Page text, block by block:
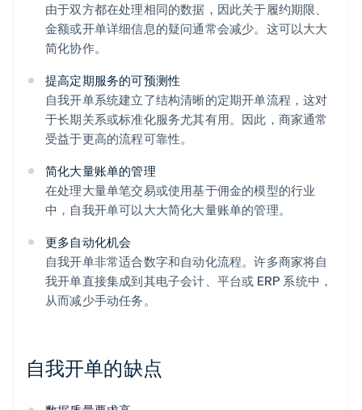
由于双方都在处理相同的数据，因此关于履约期限、
金额或开单详细信息的疑问通常会减少。这可以大大
简化协作。
提高定期服务的可预测性
自我开单系统建立了结构清晰的定期开单流程，这对
于长期关系或标准化服务尤其有用。因此，商家通常
受益于更高的流程可靠性。
简化大量账单的管理
在处理大量单笔交易或使用基于佣金的模型的行业
中，自我开单可以大大简化大量账单的管理。
更多自动化机会
自我开单非常适合数字和自动化流程。许多商家将自
我开单直接集成到其电子会计、平台或 ERP 系统中，
从而减少手动任务。
自我开单的缺点